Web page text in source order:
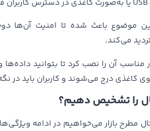
موضوع باعث شده تا امنیت آن‌ها
می‌کند.
مناسب آن را نصب کرد تا بتوانید
درج می‌شوند و کاربران باید در
را تشخیص دهیم؟
بازار می‌خواهیم در ادامه